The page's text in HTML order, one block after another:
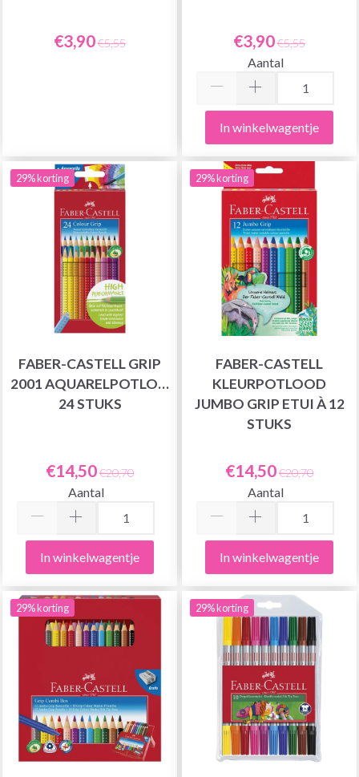
€3,90€5,55 €3,90€5,55
Aantal
In winkelwagentje
29% korting
FABER-CASTELL GRIP
2001 AQUARELPOTLODEN
24 STUKS
€14,50€20,70
Aantal
In winkelwagentje
29% korting
FABER-CASTELL
KLEURPOTLOOD
JUMBO GRIP ETUI À 12
STUKS
€14,50€20,70
Aantal
In winkelwagentje
29% korting 29% korting